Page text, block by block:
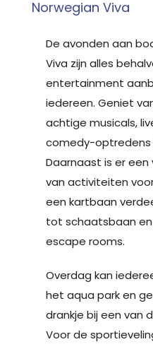
Norwegian Viva
De avonden aan
Viva zijn alles
entertainment
iedereen. Geniet
achtige musicals,
comedy-
Daarnaast is er
van activiteiten
een kartbaan
tot schaatsbaan
escape rooms.
Overdag kan
het aqua park en
drankje bij een van
Voor de